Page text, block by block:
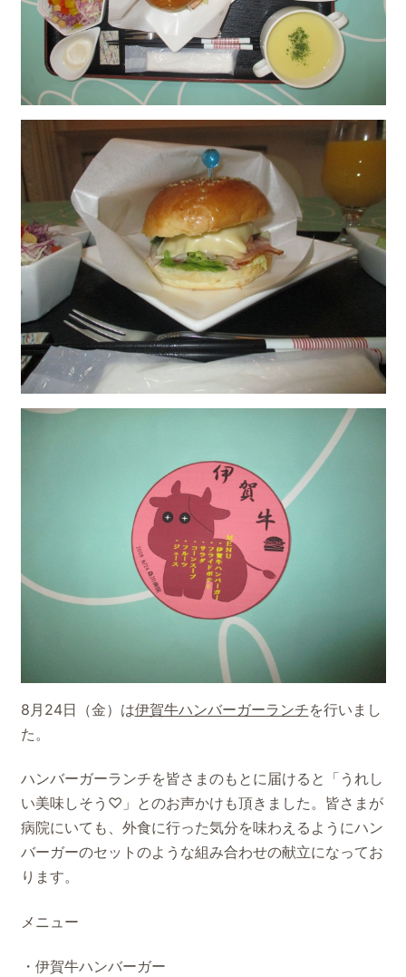
8月24日（金）は伊賀牛ハンバーガーランチを行いまし
た。
ハンバーガーランチを皆さまのもとに届けると「うれし
い美味しそう♡」とのお声かけも頂きました。皆さまが
病院にいても、外食に行った気分を味わえるようにハン
バーガーのセットのような組み合わせの献立になってお
ります。
メニュー
・伊賀牛ハンバーガー